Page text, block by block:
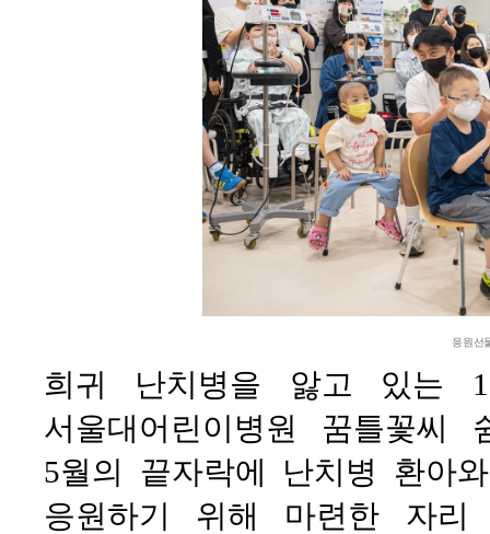
응원선
희귀 난치병을 앓고 있는
서울대어린이병원 꿈틀꽃씨
5월의 끝자락에 난치병 환아
응원하기 위해 마련한 자리